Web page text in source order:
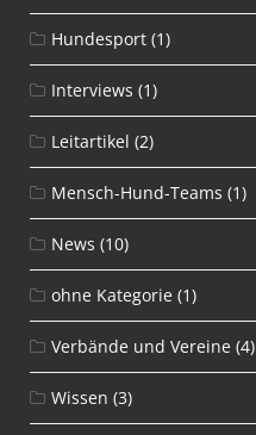
Hundesport (1)
Interviews (1)
Leitartikel (2)
Mensch-Hund-Teams (1)
News (10)
ohne Kategorie (1)
Verbände und Vereine (4)
Wissen (3)